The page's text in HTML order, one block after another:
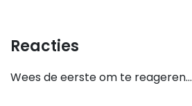
Reacties
Wees de eerste om te reageren...